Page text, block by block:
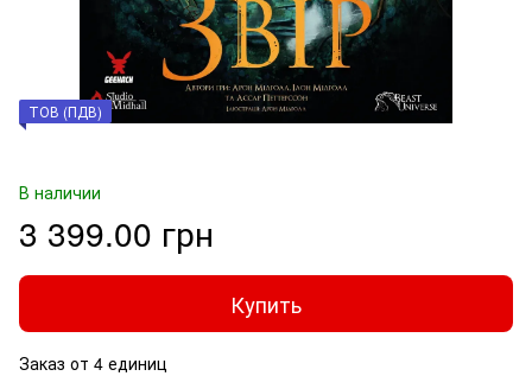
ТОВ (ПДВ)
В наличии
3 399.00 грн
Купить
Заказ от 4 единиц